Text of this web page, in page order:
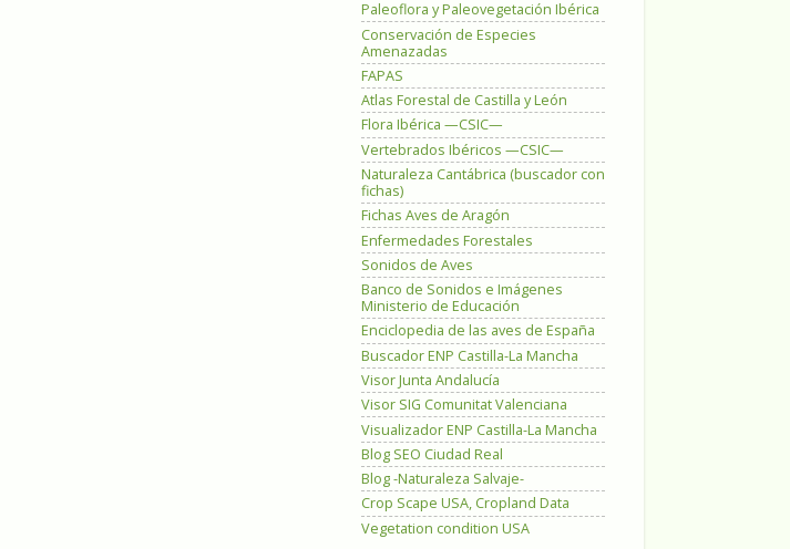
Paleoflora y Paleovegetación Ibérica
Conservación de Especies
Amenazadas
FAPAS
Atlas Forestal de Castilla y León
Flora Ibérica —CSIC—
Vertebrados Ibéricos —CSIC—
Naturaleza Cantábrica (buscador con
fichas)
Fichas Aves de Aragón
Enfermedades Forestales
Sonidos de Aves
Banco de Sonidos e Imágenes
Ministerio de Educación
Enciclopedia de las aves de España
Buscador ENP Castilla-La Mancha
Visor Junta Andalucía
Visor SIG Comunitat Valenciana
Visualizador ENP Castilla-La Mancha
Blog SEO Ciudad Real
Blog -Naturaleza Salvaje-
Crop Scape USA, Cropland Data
Vegetation condition USA